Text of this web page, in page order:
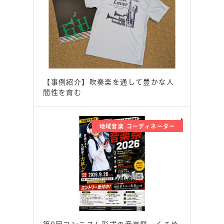
【事例紹介】吹奏楽を通して豊かな人
間性を育む
地域音楽 コーディネーター